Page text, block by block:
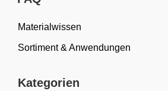
Materialwissen
Sortiment & Anwendungen
Kategorien